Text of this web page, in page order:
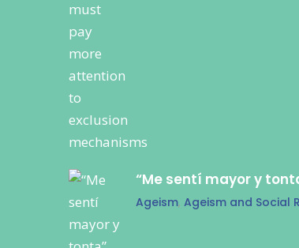
“Me sentí mayor y
Ageism, Ageism and Social